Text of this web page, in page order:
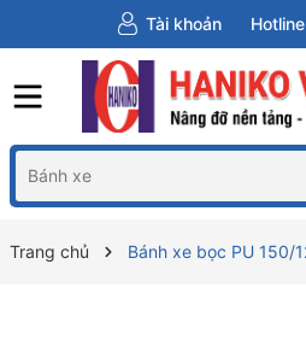
Tài khoản Hotline
Trang chủ Bánh xe bọc PU 150/